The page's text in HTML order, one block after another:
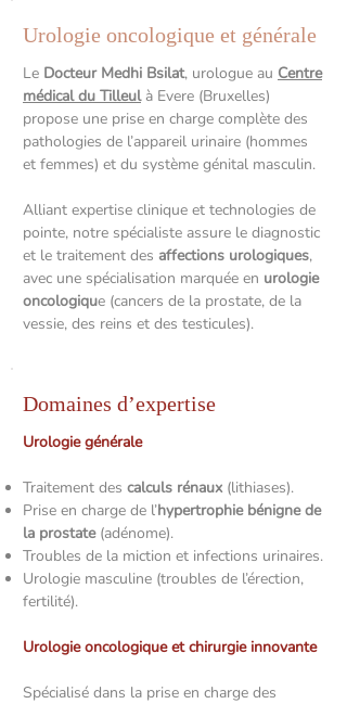
Urologie oncologique et générale
Le Docteur Medhi Bsilat, urologue au Centre
médical du Tilleulà Evere (Bruxelles)
propose une prise en charge complète des
pathologies de l’appareil urinaire (hommes
et femmes) et du système génital masculin.
Alliant expertise clinique et technologies de
pointe, notre spécialiste assure le diagnostic
et le traitement des affections urologiques,
avec une spécialisation marquée en urologie
oncologique (cancers de la prostate, de la
vessie, des reins et des testicules).
Domaines d’expertise
Urologie générale
Traitement des calculs rénaux (lithiases).
Prise en charge de l’hypertrophie bénigne de
la prostate(adénome).
Troubles de la miction et infections urinaires.
Urologie masculine (troubles de l’érection,
fertilité).
Urologie oncologique et chirurgie innovante
Spécialisé dans la prise en charge des